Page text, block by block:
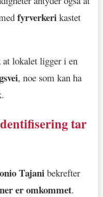
fyrverkeri kastet
at lokalet ligger i en
, noe som kan ha
tar
Tajani bekrefter
er omkommet.